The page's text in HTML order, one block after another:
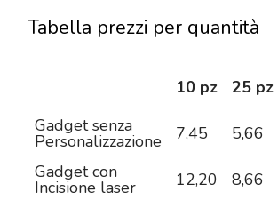
Tabella prezzi per quantità
10 pz 25 pz
Gadget senza
Personalizzazione 7,45 5,66
Gadget con
Incisione laser 12,20 8,66